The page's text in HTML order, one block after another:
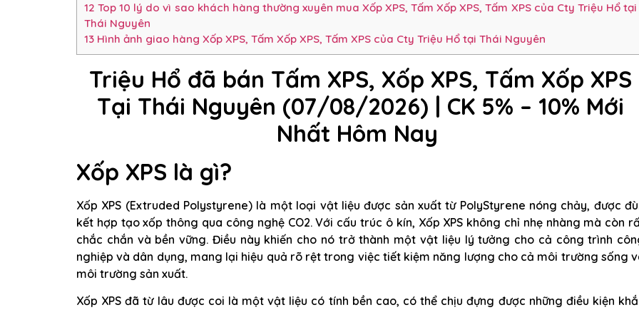
12 Top 10 lý do vì sao khách hàng thường xuyên mua Xốp XPS, Tấm Xốp XPS, Tấm XPS của Cty Triệu Hổ tại
Thái Nguyên
13 Hình ảnh giao hàng Xốp XPS, Tấm Xốp XPS, Tấm XPS của Cty Triệu Hổ tại Thái Nguyên
Triệu Hổ đã bán Tấm XPS, Xốp XPS, Tấm Xốp XPS
Tại Thái Nguyên (07/08/2026) | CK 5% – 10% Mới
Nhất Hôm Nay
Xốp XPS là gì?
Xốp XPS (Extruded Polystyrene) là một loại vật liệu được sản xuất từ PolyStyrene nóng chảy, được
kết hợp tạo xốp thông qua công nghệ CO2. Với cấu trúc ô kín, Xốp XPS không chỉ nhẹ nhàng mà còn
chắc chắn và bền vững. Điều này khiến cho nó trở thành một vật liệu lý tưởng cho cả công trình
nghiệp và dân dụng, mang lại hiệu quả rõ rệt trong việc tiết kiệm năng lượng cho cả môi trường sống
môi trường sản xuất.
Xốp XPS đã từ lâu được coi là một vật liệu có tính bền cao, có thể chịu đựng được những điều kiện